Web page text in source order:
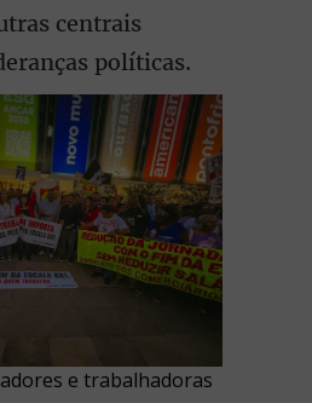
centrais
políticas.
e trabalhadoras